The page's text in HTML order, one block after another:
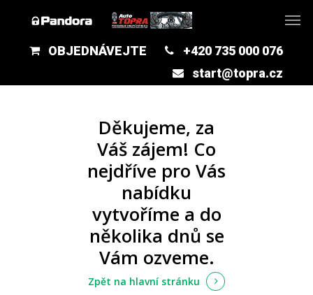
OBJEDNÁVEJTE
+420 735 000 076
start@topra.cz
Děkujeme, za
Váš zájem! Co
nejdříve pro Vás
nabídku
vytvoříme a do
několika dnů se
Vám ozveme.
Zpět na hlavní stránku